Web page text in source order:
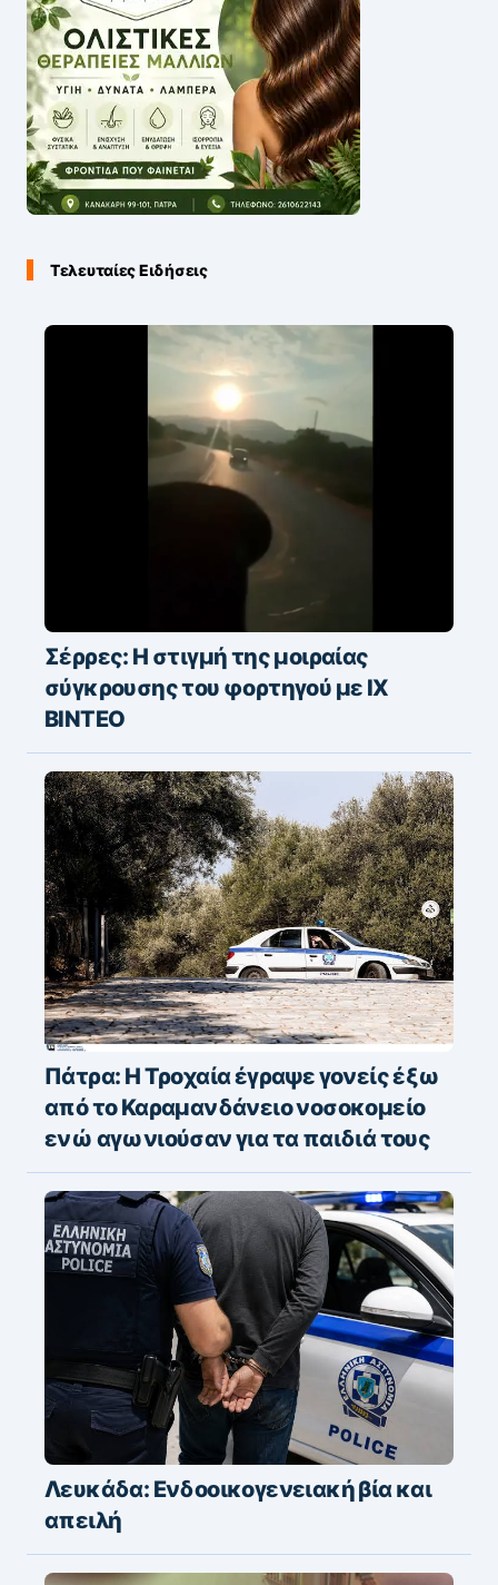
Τελευταίες Ειδήσεις
Σέρρες: Η στιγμή της μοιραίας
σύγκρουσης του φορτηγού με ΙΧ
ΒΙΝΤΕΟ
Πάτρα: Η Τροχαία έγραψε γονείς έξω
από το Καραμανδάνειο νοσοκομείο
ενώ αγωνιούσαν για τα παιδιά τους
Λευκάδα: Ενδοοικογενειακή βία και
απειλή